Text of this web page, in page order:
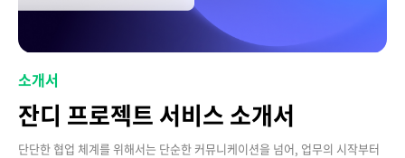
소개서
잔디 프로젝트 서비스 소개서
단단한 협업 체계를 위해서는 단순한 커뮤니케이션을 넘어, 업무의 시작부터